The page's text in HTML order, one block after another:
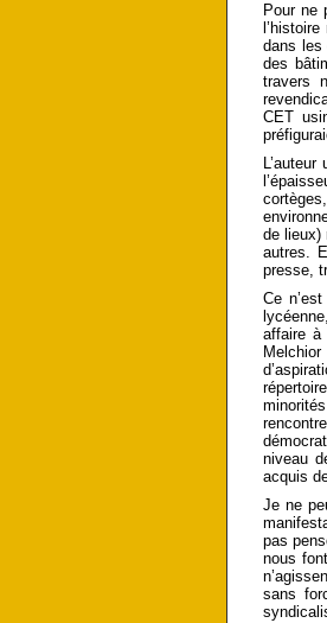
Pour ne
dans les
des
travers
CET
de lieux)
autres.
presse,
Ce
affaire à
niveau
acquis
Je ne
pas
nous
sans